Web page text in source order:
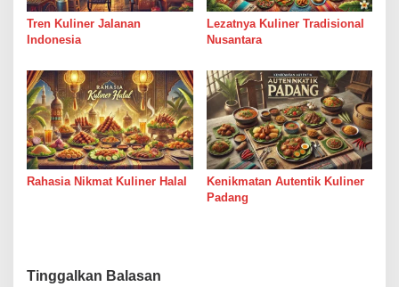
Tren Kuliner Jalanan
Indonesia
Lezatnya Kuliner Tradisional
Nusantara
Rahasia Nikmat Kuliner Halal
Kenikmatan Autentik Kuliner
Padang
Tinggalkan Balasan